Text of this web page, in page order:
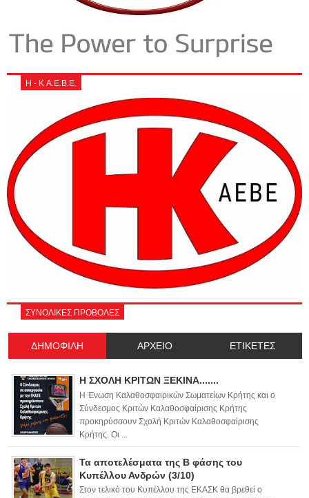
Η - Κ Α.Ε.Β.Ε.
ΣΥΝΟΛΙΚΕΣ ΠΡΟΒΟΛΕΣ
ΔΗΜΟΦΙΛΗ ΑΡΧΕΙΟ ΕΤΙΚΕΤΕΣ
Η ΣΧΟΛΗ ΚΡΙΤΩΝ ΞΕΚΙΝΑ.......
Η Ένωση Καλαθοσφαιρικών Σωματείων Κρήτης και ο
Σύνδεσμος Κριτών Καλαθοσφαίρισης Κρήτης
προκηρύσσουν Σχολή Κριτών Καλαθοσφαίρισης
Κρήτης. Οι ...
Τα αποτελέσματα της Β φάσης του
Κυπέλλου Ανδρών (3/10)
Στον τελικό του Κυπέλλου της ΕΚΑΣΚ θα βρεθεί ο